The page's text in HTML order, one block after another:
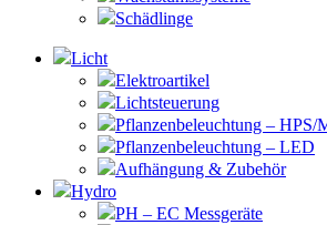
Schädlinge
Licht
Elektroartikel
Lichtsteuerung
Pflanzenbeleuchtung – HPS/
Pflanzenbeleuchtung – LED
Aufhängung & Zubehör
Hydro
PH – EC Messgeräte